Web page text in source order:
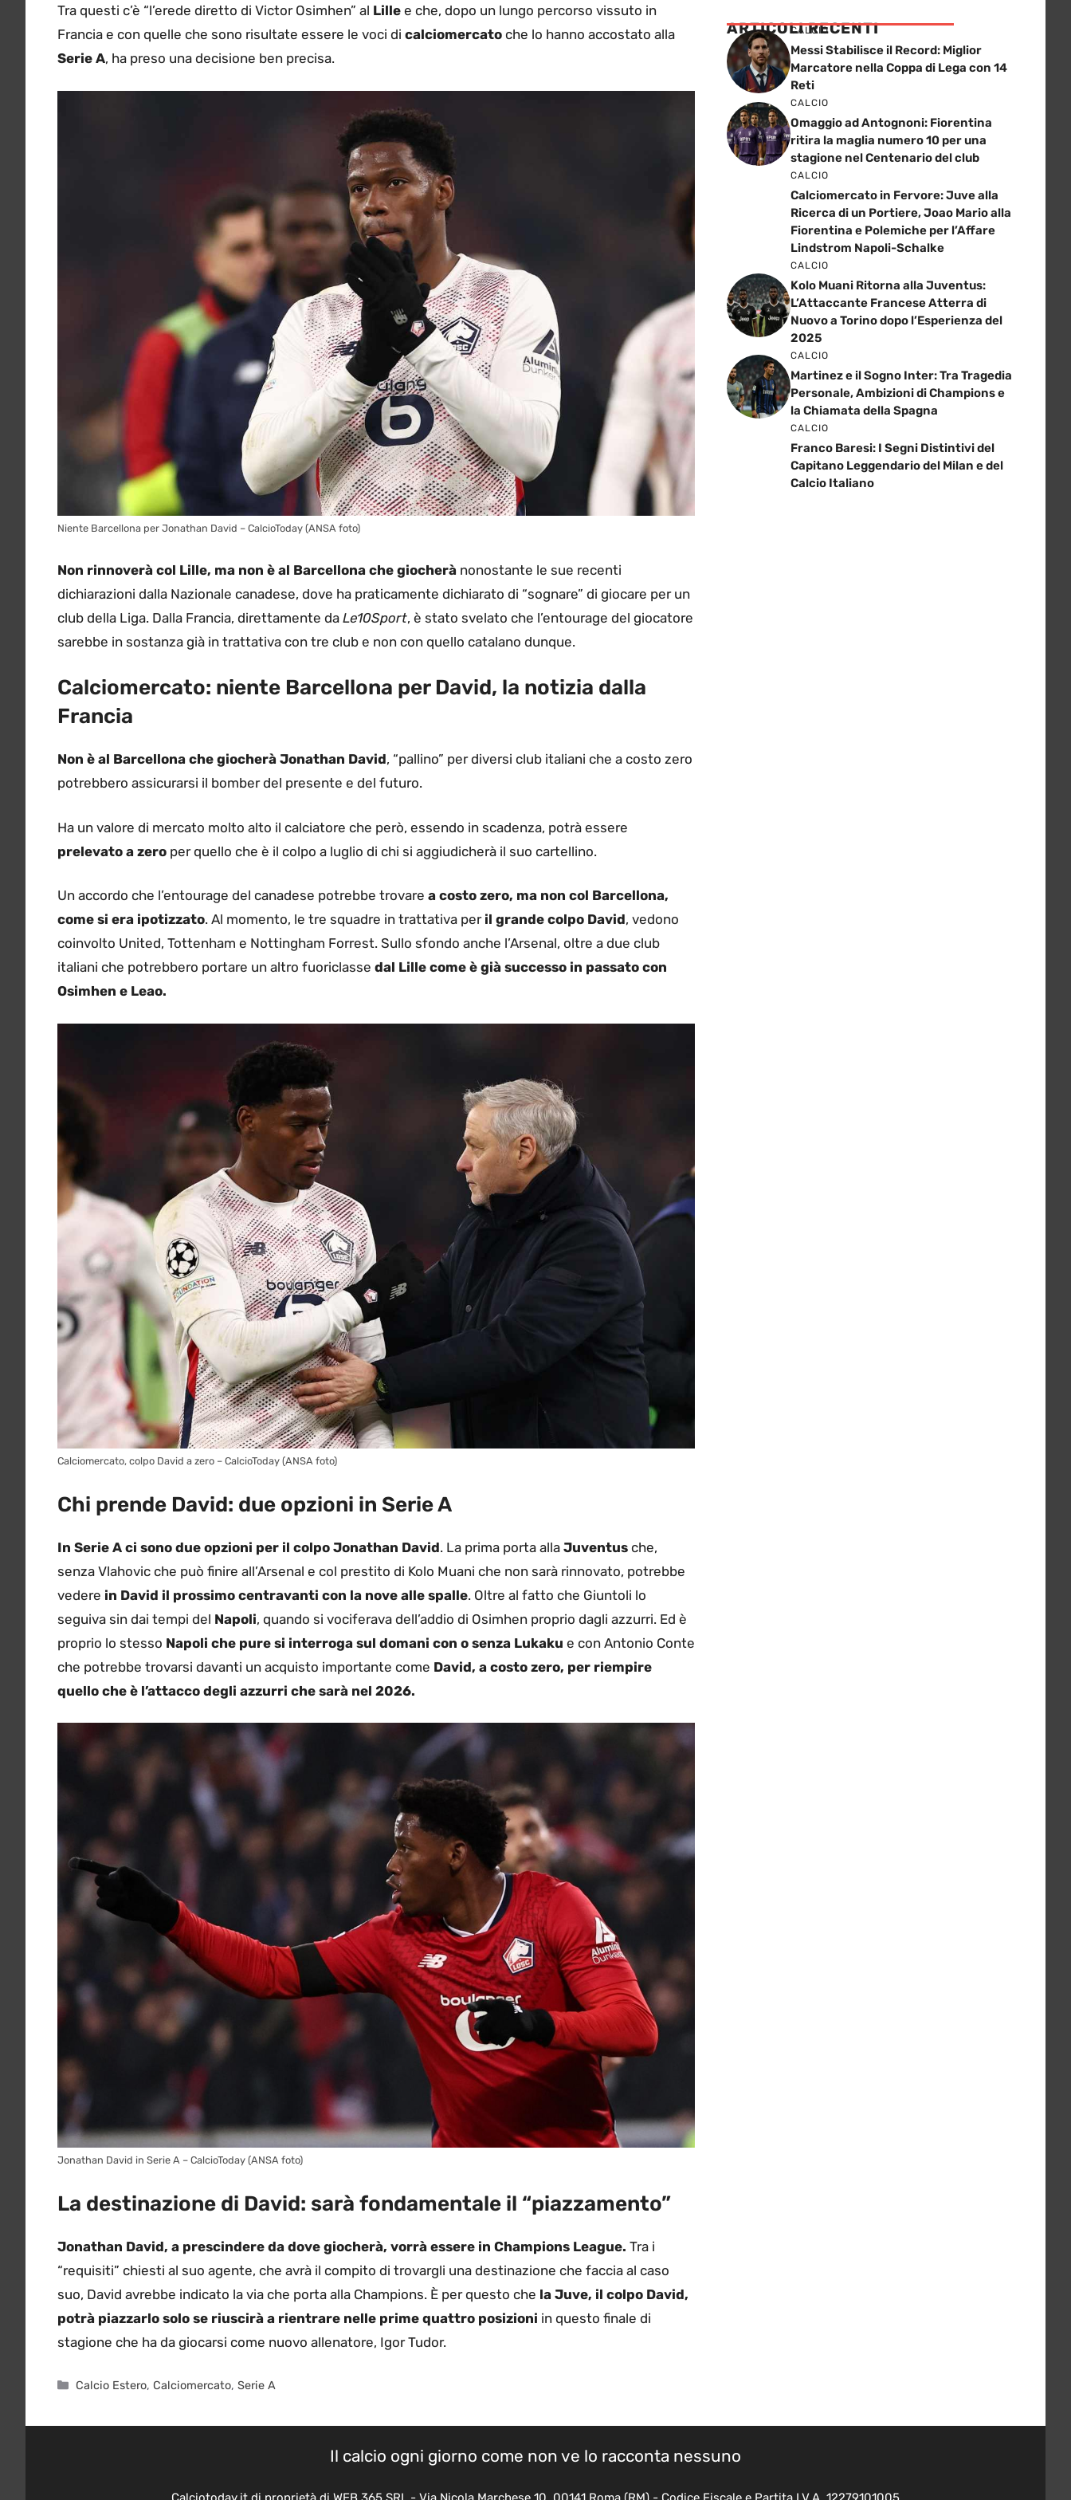
Tra questi c’è “l’erede diretto di Victor Osimhen” al Lille e che, dopo un lungo percorso vissuto in
Francia e con quelle che sono risultate essere le voci di calciomercato che lo hanno accostato alla
Serie A, ha preso una decisione ben precisa.
Niente Barcellona per Jonathan David – CalcioToday (ANSA foto)
Non rinnoverà col Lille, ma non è al Barcellona che giocherà nonostante le sue recenti
dichiarazioni dalla Nazionale canadese, dove ha praticamente dichiarato di “sognare” di giocare per un
club della Liga. Dalla Francia, direttamente da Le10Sport, è stato svelato che l’entourage del giocatore
sarebbe in sostanza già in trattativa con tre club e non con quello catalano dunque.
Calciomercato: niente Barcellona per David, la notizia dalla
Francia
Non è al Barcellona che giocherà Jonathan David, “pallino” per diversi club italiani che a costo zero
potrebbero assicurarsi il bomber del presente e del futuro.
Ha un valore di mercato molto alto il calciatore che però, essendo in scadenza, potrà essere
prelevato a zero per quello che è il colpo a luglio di chi si aggiudicherà il suo cartellino.
Un accordo che l’entourage del canadese potrebbe trovare a costo zero, ma non col Barcellona,
come si era ipotizzato. Al momento, le tre squadre in trattativa per il grande colpo David, vedono
coinvolto United, Tottenham e Nottingham Forrest. Sullo sfondo anche l’Arsenal, oltre a due club
italiani che potrebbero portare un altro fuoriclasse dal Lille come è già successo in passato con
Osimhen e Leao.
Calciomercato, colpo David a zero – CalcioToday (ANSA foto)
Chi prende David: due opzioni in Serie A
In Serie A ci sono due opzioni per il colpo Jonathan David. La prima porta alla Juventus che,
senza Vlahovic che può finire all’Arsenal e col prestito di Kolo Muani che non sarà rinnovato, potrebbe
vedere in David il prossimo centravanti con la nove alle spalle. Oltre al fatto che Giuntoli lo
seguiva sin dai tempi del Napoli, quando si vociferava dell’addio di Osimhen proprio dagli azzurri. Ed è
proprio lo stesso Napoli che pure si interroga sul domani con o senza Lukaku e con Antonio Conte
che potrebbe trovarsi davanti un acquisto importante come David, a costo zero, per riempire
quello che è l’attacco degli azzurri che sarà nel 2026.
Jonathan David in Serie A – CalcioToday (ANSA foto)
La destinazione di David: sarà fondamentale il “piazzamento”
Jonathan David, a prescindere da dove giocherà, vorrà essere in Champions League. Tra i
“requisiti” chiesti al suo agente, che avrà il compito di trovargli una destinazione che faccia al caso
suo, David avrebbe indicato la via che porta alla Champions. È per questo che la Juve, il colpo David,
potrà piazzarlo solo se riuscirà a rientrare nelle prime quattro posizioni in questo finale di
stagione che ha da giocarsi come nuovo allenatore, Igor Tudor.
Categorie
Calcio Estero,Calciomercato,Serie A
ARTICOLI RECENTI
CALCIO
Messi Stabilisce il Record: Miglior
Marcatore nella Coppa di Lega con 14
Reti
CALCIO
Omaggio ad Antognoni: Fiorentina
ritira la maglia numero 10 per una
stagione nel Centenario del club
CALCIO
Calciomercato in Fervore: Juve alla
Ricerca di un Portiere, Joao Mario alla
Fiorentina e Polemiche per l’Affare
Lindstrom Napoli-Schalke
CALCIO
Kolo Muani Ritorna alla Juventus:
L’Attaccante Francese Atterra di
Nuovo a Torino dopo l’Esperienza del
2025
CALCIO
Martinez e il Sogno Inter: Tra Tragedia
Personale, Ambizioni di Champions e
la Chiamata della Spagna
CALCIO
Franco Baresi: I Segni Distintivi del
Capitano Leggendario del Milan e del
Calcio Italiano
Il calcio ogni giorno come non ve lo racconta nessuno